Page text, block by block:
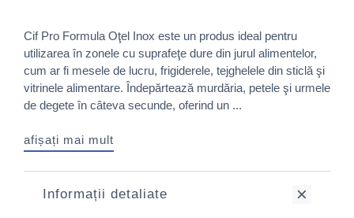
Cif Pro Formula Oţel Inox este un produs ideal pentru
utilizarea în zonele cu suprafeţe dure din jurul alimentelor,
cum ar fi mesele de lucru, frigiderele, tejghelele din sticlă şi
vitrinele alimentare. Îndepărtează murdăria, petele şi urmele
de degete în câteva secunde, oferind un ...
afișați mai mult
Informații detaliate